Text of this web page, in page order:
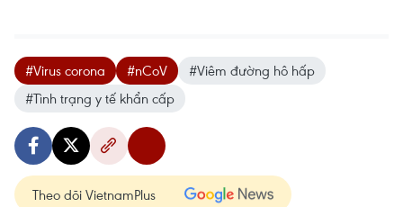
#Virus corona #nCoV
#Viêm đường hô hấp
#Tình trạng y tế khẩn cấp
Theo dõi VietnamPlus